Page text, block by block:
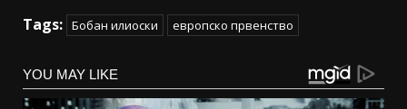
Tags: Бобан илиоски европско првенство